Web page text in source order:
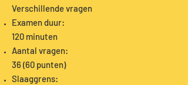
Verschillende vragen
Examen duur:
120 minuten
Aantal vragen:
36 (60 punten)
Slaaggrens: